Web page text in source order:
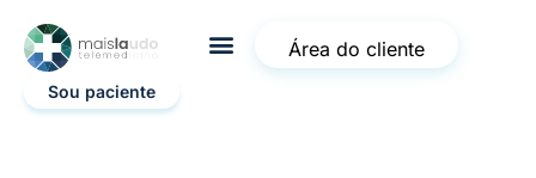
Área do cliente
Sou paciente